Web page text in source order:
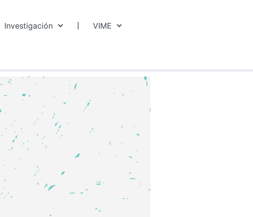
Investigación VIME